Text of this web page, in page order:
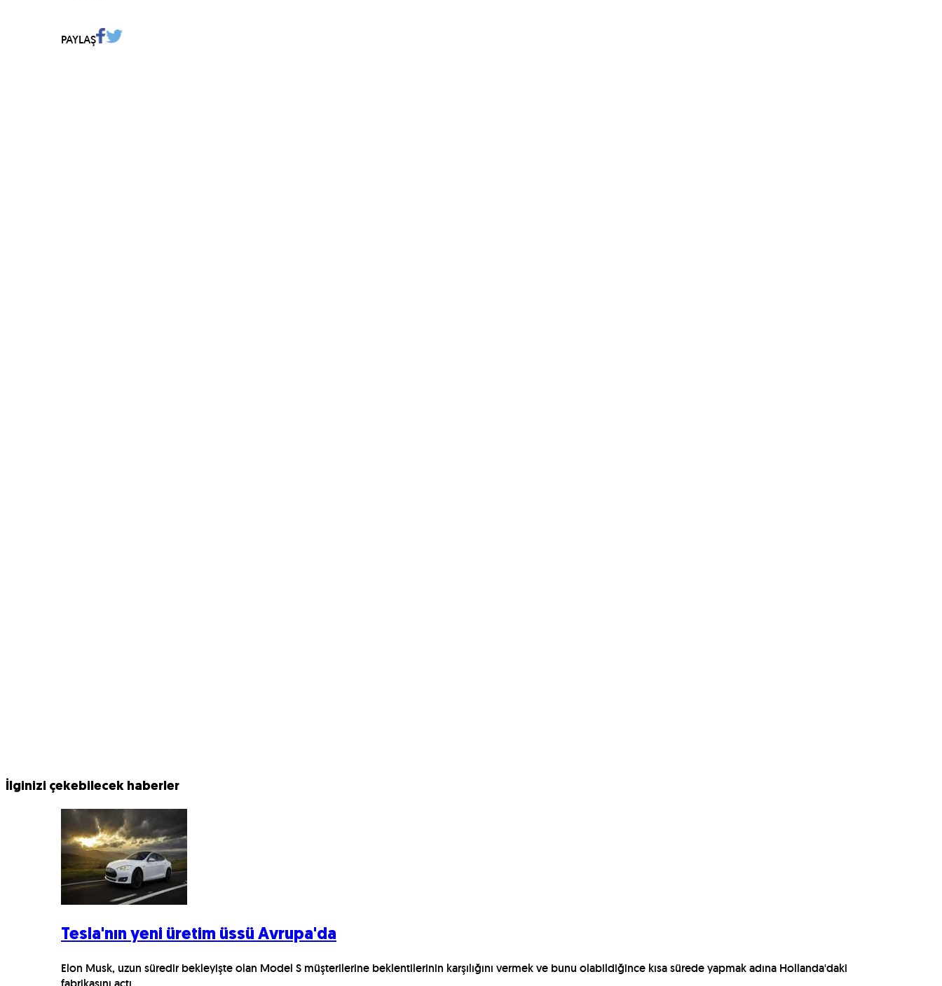
PAYLAŞ
İlginizi çekebilecek haberler
Tesla'nın yeni üretim üssü Avrupa'da
Elon Musk, uzun süredir bekleyişte olan Model S müşterilerine beklentilerinin karşılığını vermek ve bunu olabildiğince kısa sürede yapmak adına Hollanda'daki